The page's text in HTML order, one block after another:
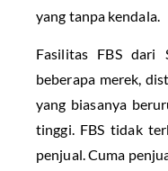
yang tanpa kendala.
Fasilitas FBS dari
beberapa merek,
yang biasanya
tinggi. FBS tidak
penjual. Cuma